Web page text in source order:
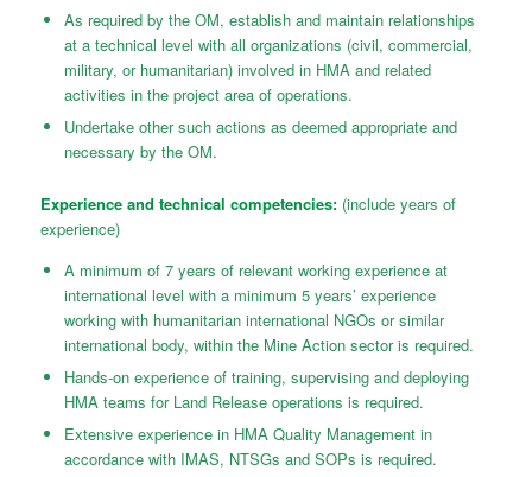
As required by the OM, establish and maintain relationships
at a technical level with all organizations (civil, commercial,
military, or humanitarian) involved in HMA and related
activities in the project area of operations.
Undertake other such actions as deemed appropriate and
necessary by the OM.
Experience and technical competencies:(include years of
experience)
A minimum of 7 years of relevant working experience at
international level with a minimum 5 years’ experience
working with humanitarian international NGOs or similar
international body, within the Mine Action sector is required.
Hands-on experience of training, supervising and deploying
HMA teams for Land Release operations is required.
Extensive experience in HMA Quality Management in
accordance with IMAS, NTSGs and SOPs is required.